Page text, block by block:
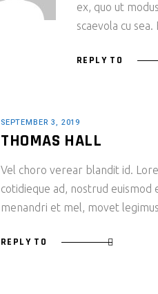
ex, quo ut
scaevola cu
REPLY TO
SEPTEMBER 3, 2019
THOMAS HALL
Vel choro verear blandit id.
cotidieque ad, nostrud
menandri et mel, movet
REPLY TO